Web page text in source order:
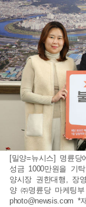
[밀양=뉴시스] 명륜
성금 1000만원을 기
양시장 권한대행, 장
양 ㈜명륜당 마케팅
photo@newsis.com *